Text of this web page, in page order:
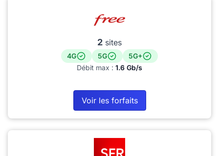
2 sites
4G 5G
5G+
Débit max : 1.6 Gb/s
Voir les forfaits